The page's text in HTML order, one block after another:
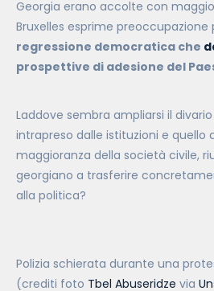
Georgia erano accolte con
Bruxelles esprime preoccupazione
regressione democratica che
prospettive di adesione del
Laddove sembra ampliarsi il
intrapreso dalle istituzioni e quello
maggioranza della società civile,
georgiano a trasferire
alla politica?
Polizia schierata durante una
(crediti foto Tbel Abuseridze via